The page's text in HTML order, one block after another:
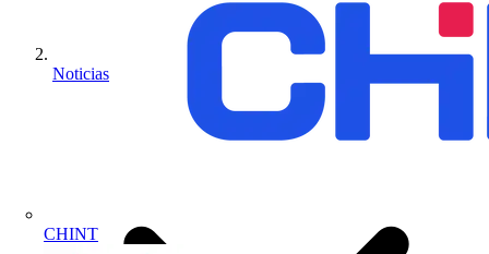
CHINT
Noticias